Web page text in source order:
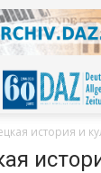
история и